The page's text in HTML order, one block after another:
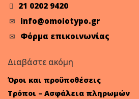
21 0202 9420
info@omoiotypo.gr
Φόρμα επικοινωνίας
Διαβάστε ακόμη
Όροι και προϋποθέσεις
Τρόποι – Ασφάλεια πληρωμών